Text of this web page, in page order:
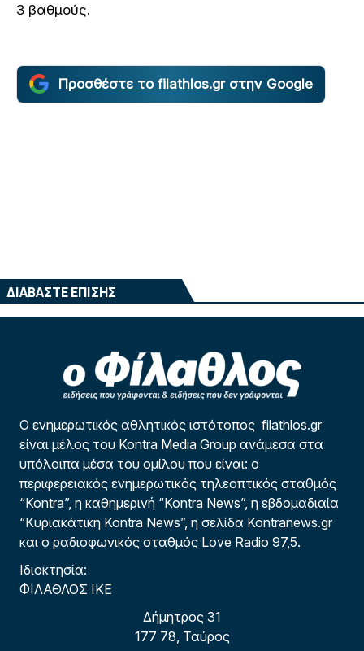
3 βαθμούς.
Προσθέστε το filathlos.gr στην Google
ΔΙΑΒΑΣΤΕ ΕΠΙΣΗΣ
Ο ενημερωτικός αθλητικός ιστότοπος filathlos.gr
είναι μέλος του Kontra Media Group ανάμεσα στα
υπόλοιπα μέσα του ομίλου που είναι: ο
περιφερειακός ενημερωτικός τηλεοπτικός σταθμός
“Kontra”, η καθημερινή “Kontra News”, η εβδομαδιαία
“Κυριακάτικη Kontra News”, η σελίδα Kontranews.gr
και ο ραδιοφωνικός σταθμός Love Radio 97,5.
Ιδιοκτησία:
ΦΙΛΑΘΛΟΣ ΙΚΕ
Δήμητρος 31
177 78, Ταύρος